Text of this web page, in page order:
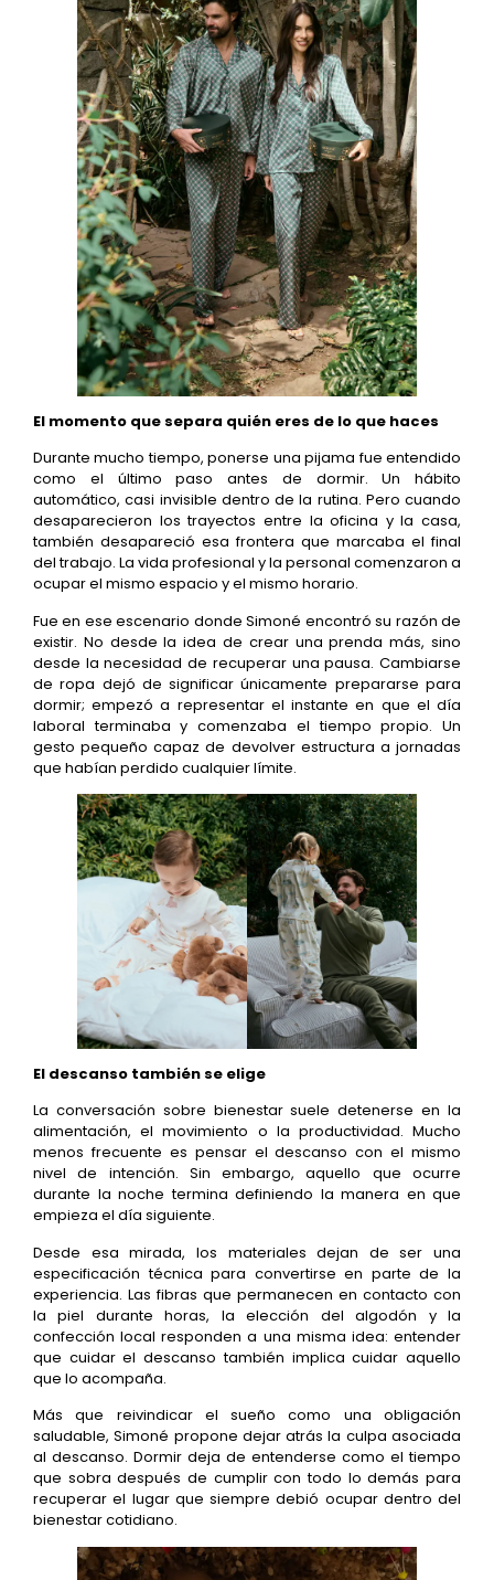
El momento que separa quién eres de lo que haces
Durante mucho tiempo, ponerse una pijama fue entendido
como el último paso antes de dormir. Un hábito
automático, casi invisible dentro de la rutina. Pero cuando
desaparecieron los trayectos entre la oficina y la casa,
también desapareció esa frontera que marcaba el final
del trabajo. La vida profesional y la personal comenzaron a
ocupar el mismo espacio y el mismo horario.
Fue en ese escenario donde Simoné encontró su razón de
existir. No desde la idea de crear una prenda más, sino
desde la necesidad de recuperar una pausa. Cambiarse
de ropa dejó de significar únicamente prepararse para
dormir; empezó a representar el instante en que el día
laboral terminaba y comenzaba el tiempo propio. Un
gesto pequeño capaz de devolver estructura a jornadas
que habían perdido cualquier límite.
El descanso también se elige
La conversación sobre bienestar suele detenerse en la
alimentación, el movimiento o la productividad. Mucho
menos frecuente es pensar el descanso con el mismo
nivel de intención. Sin embargo, aquello que ocurre
durante la noche termina definiendo la manera en que
empieza el día siguiente.
Desde esa mirada, los materiales dejan de ser una
especificación técnica para convertirse en parte de la
experiencia. Las fibras que permanecen en contacto con
la piel durante horas, la elección del algodón y la
confección local responden a una misma idea: entender
que cuidar el descanso también implica cuidar aquello
que lo acompaña.
Más que reivindicar el sueño como una obligación
saludable, Simoné propone dejar atrás la culpa asociada
al descanso. Dormir deja de entenderse como el tiempo
que sobra después de cumplir con todo lo demás para
recuperar el lugar que siempre debió ocupar dentro del
bienestar cotidiano.